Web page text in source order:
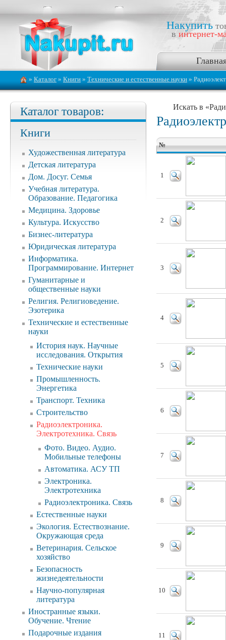
Накупить
в интернет-
» Каталог » Книги » Технические и естественные науки »
Каталог товаров:
Книги
Художественная литература
Детская литература
Дом. Досуг. Семья
Учебная литература.
Образование. Педагогика
Медицина. Здоровье
Культура. Искусство
Бизнес-литература
Юридическая литература
Информатика.
Программирование. Интернет
Гуманитарные и
общественные науки
Религия. Религиоведение.
Эзотерика
Технические и естественные
науки
История наук. Научные
исследования. Открытия
Технические науки
Промышленность.
Энергетика
Транспорт. Техника
Строительство
Радиоэлектроника.
Электротехника. Связь
Фото. Видео. Аудио.
Мобильные телефоны
Автоматика. АСУ ТП
Электроника.
Электротехника
Радиоэлектроника. Связь
Естественные науки
Экология. Естествознание.
Окружающая среда
Ветеринария. Сельское
хозяйство
Безопасность
жизнедеятельности
Научно-популярная
литература
Иностранные языки.
Обучение. Чтение
Подарочные издания
Искать в
№
1
2
3
4
5
6
7
8
9
10
11